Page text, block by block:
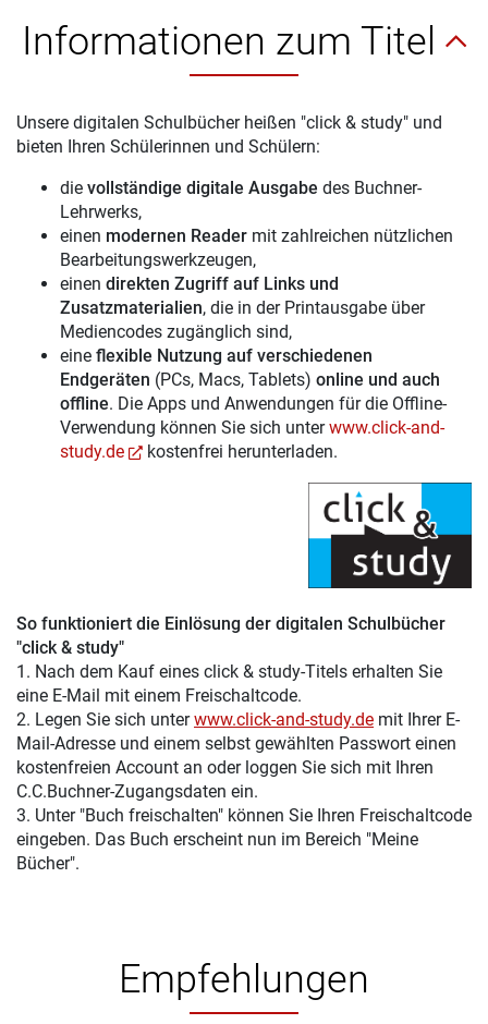
Informationen zum Titel
Unsere digitalen Schulbücher heißen "click & study" und
bieten Ihren Schülerinnen und Schülern:
die vollständige digitale Ausgabe des Buchner-
Lehrwerks,
einen modernen Reader mit zahlreichen nützlichen
Bearbeitungswerkzeugen,
einen direkten Zugriff auf Links und
Zusatzmaterialien, die in der Printausgabe über
Mediencodes zugänglich sind,
eine flexible Nutzung auf verschiedenen
Endgeräten (PCs, Macs, Tablets) online und auch
offline. Die Apps und Anwendungen für die Offline-
Verwendung können Sie sich unterwww.click-and-
study.de
kostenfrei herunterladen.
So funktioniert die Einlösung der digitalen Schulbücher
"click & study"
1. Nach dem Kauf eines click & study-Titels erhalten Sie
eine E-Mail mit einem Freischaltcode.
2. Legen Sie sich unterwww.click-and-study.de mit Ihrer E-
Mail-Adresse und einem selbst gewählten Passwort einen
kostenfreien Account an oder loggen Sie sich mit Ihren
C.C.Buchner-Zugangsdaten ein.
3. Unter "Buch freischalten" können Sie Ihren Freischaltcode
eingeben. Das Buch erscheint nun im Bereich "Meine
Bücher".
Empfehlungen